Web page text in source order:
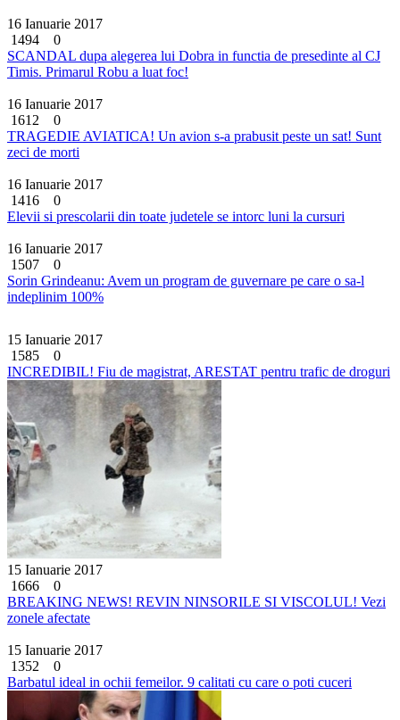
16 Ianuarie 2017
1494
0
SCANDAL dupa alegerea lui Dobra in functia de presedinte al CJ
Timis. Primarul Robu a luat foc!
16 Ianuarie 2017
1612
0
TRAGEDIE AVIATICA! Un avion s-a prabusit peste un sat! Sunt
zeci de morti
16 Ianuarie 2017
1416
0
Elevii si prescolarii din toate judetele se intorc luni la cursuri
16 Ianuarie 2017
1507
0
Sorin Grindeanu: Avem un program de guvernare pe care o sa-l
indeplinim 100%
15 Ianuarie 2017
1585
0
INCREDIBIL! Fiu de magistrat, ARESTAT pentru trafic de droguri
15 Ianuarie 2017
1666
0
BREAKING NEWS! REVIN NINSORILE SI VISCOLUL! Vezi
zonele afectate
15 Ianuarie 2017
1352
0
Barbatul ideal in ochii femeilor. 9 calitati cu care o poti cuceri